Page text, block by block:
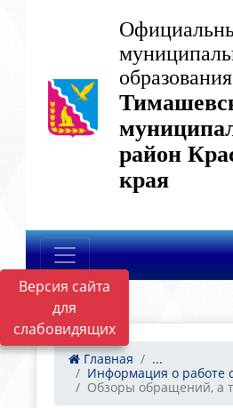
Версия сайта
для
слабовидящих
образования
район
края
Главная
...
Информация о работе
Обзоры обращений, а